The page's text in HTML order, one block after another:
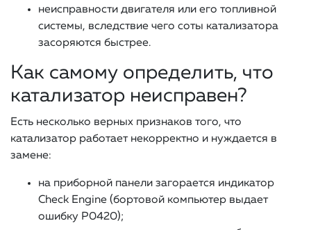
неисправности двигателя или его топливной
системы, вследствие чего соты катализатора
засоряются быстрее.
Как самому определить, что
катализатор неисправен?
Есть несколько верных признаков того, что
катализатор работает некорректно и нуждается в
замене:
на приборной панели загорается индикатор
Check Engine (бортовой компьютер выдает
ошибку Р0420);